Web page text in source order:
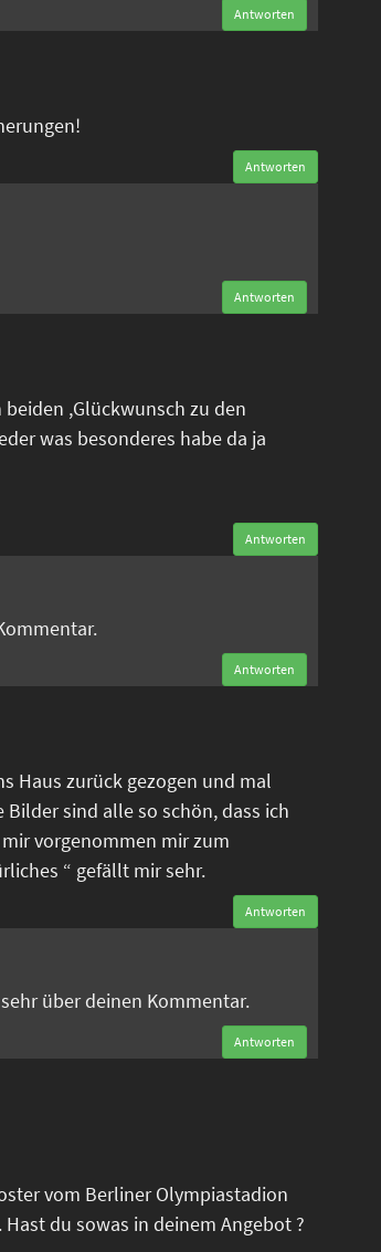
Antworten
Antworten
Antworten
,Glückwunsch zu den
was besonderes habe da ja
Antworten
Antworten
Haus zurück gezogen und mal
sind alle so schön, dass ich
vorgenommen mir zum
“ gefällt mir sehr.
Antworten
über deinen Kommentar.
Antworten
vom Berliner Olympiastadion
du sowas in deinem Angebot ?